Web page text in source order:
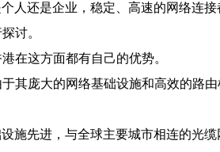
人还是企业，稳定、高速的网络连
讨。
在这方面都有自己的优势。
其庞大的网络基础设施和高效的路
施先进，与全球主要城市相连的光